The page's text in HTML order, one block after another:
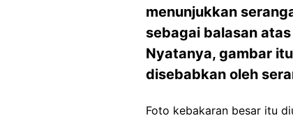
menunjukkan
sebagai balasan
Nyatanya, gambar
disebabkan oleh
Foto kebakaran besar itu